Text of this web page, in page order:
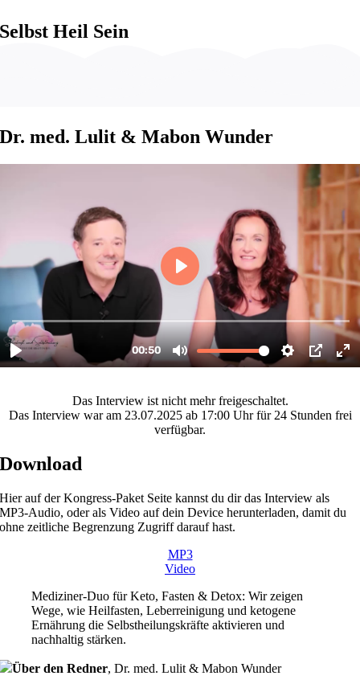
to
content
Selbst Heil Sein
Dr. med. Lulit & Mabon Wunder
Das Interview ist nicht mehr freigeschaltet.
Das Interview war am 23.07.2025 ab 17:00 Uhr für 24 Stunden frei
verfügbar.
Download
Hier auf der Kongress-Paket Seite kannst du dir das Interview als
MP3-Audio, oder als Video auf dein Device herunterladen, damit du
ohne zeitliche Begrenzung Zugriff darauf hast.
MP3
Video
Mediziner-Duo für Keto, Fasten & Detox: Wir zeigen
Wege, wie Heilfasten, Leberreinigung und ketogene
Ernährung die Selbstheilungskräfte aktivieren und
nachhaltig stärken.
Über den Redner,Dr. med. Lulit & Mabon Wunder